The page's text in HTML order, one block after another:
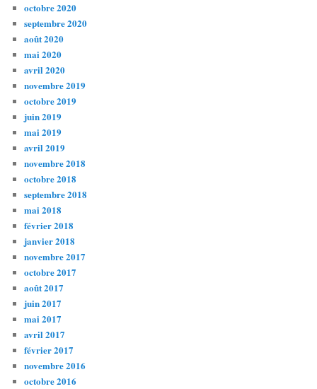
octobre 2020
septembre 2020
août 2020
mai 2020
avril 2020
novembre 2019
octobre 2019
juin 2019
mai 2019
avril 2019
novembre 2018
octobre 2018
septembre 2018
mai 2018
février 2018
janvier 2018
novembre 2017
octobre 2017
août 2017
juin 2017
mai 2017
avril 2017
février 2017
novembre 2016
octobre 2016